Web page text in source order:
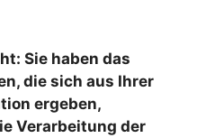
Sie haben das
die sich aus Ihrer
ergeben,
Verarbeitung der